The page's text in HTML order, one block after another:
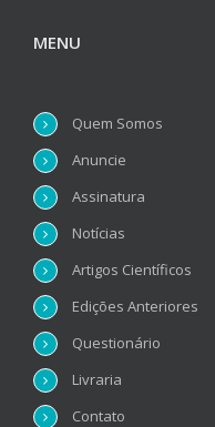
MENU
Quem Somos
Anuncie
Assinatura
Notícias
Artigos Científicos
Edições Anteriores
Questionário
Livraria
Contato